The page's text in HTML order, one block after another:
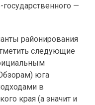
—
районирования
следующие
юга
в
края (а значит и